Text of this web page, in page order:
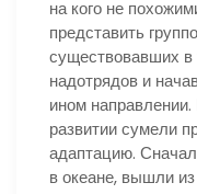
на кого не
представить
существовавших в
надотрядов и
ином
развитии сумели
адаптацию.
в океане, вышли